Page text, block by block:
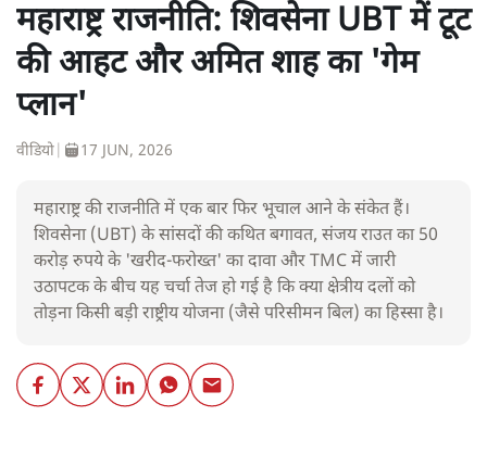
महाराष्ट्र राजनीति: शिवसेना UBT में टूट
की आहट और अमित शाह का 'गेम
प्लान'
वीडियो 17 JUN, 2026
महाराष्ट्र की राजनीति में एक बार फिर भूचाल आने के संकेत हैं।
शिवसेना (UBT) के सांसदों की कथित बगावत, संजय राउत का 50
करोड़ रुपये के 'खरीद-फरोख्त' का दावा और TMC में जारी
उठापटक के बीच यह चर्चा तेज हो गई है कि क्या क्षेत्रीय दलों को
तोड़ना किसी बड़ी राष्ट्रीय योजना (जैसे परिसीमन बिल) का हिस्सा है।